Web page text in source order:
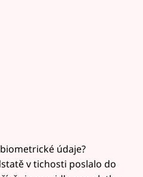
údaje?
v tichosti poslalo do